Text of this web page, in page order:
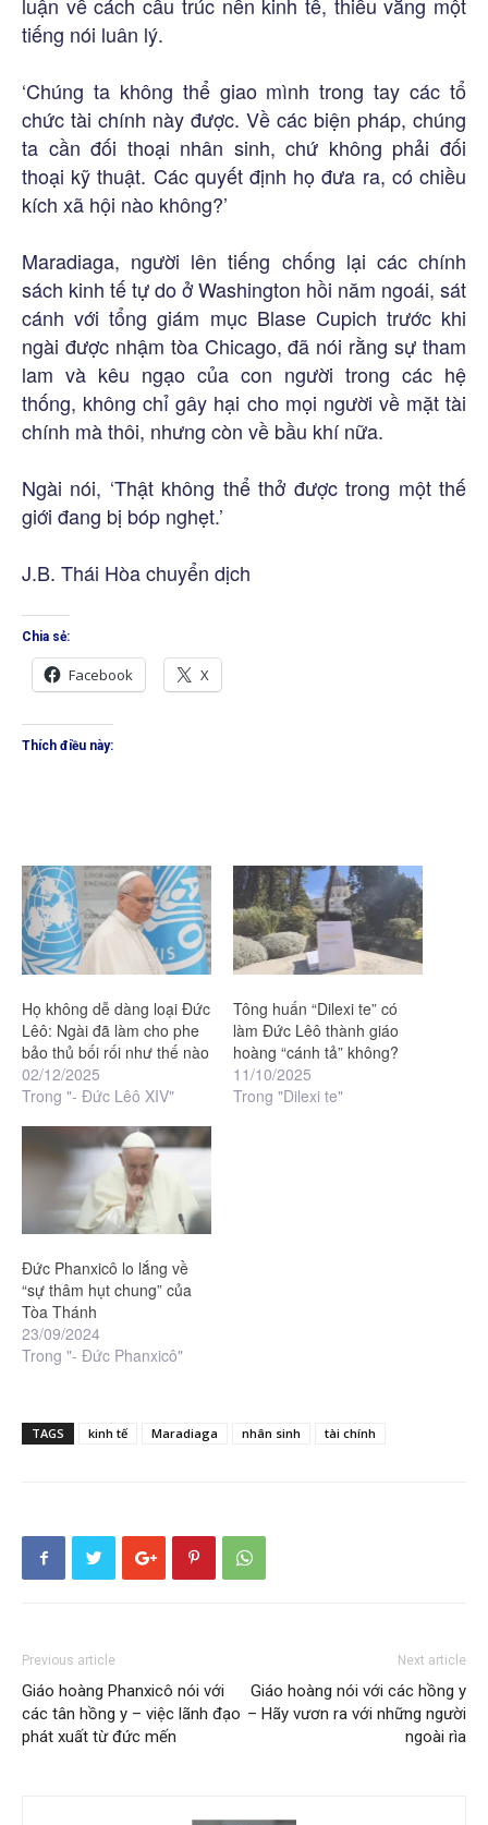
luận về cách cấu trúc nền kinh tế, thiếu vắng một
tiếng nói luân lý.
‘Chúng ta không thể giao mình trong tay các tổ
chức tài chính này được. Về các biện pháp, chúng
ta cần đối thoại nhân sinh, chứ không phải đối
thoại kỹ thuật. Các quyết định họ đưa ra, có chiều
kích xã hội nào không?’
Maradiaga, người lên tiếng chống lại các chính
sách kinh tế tự do ở Washington hồi năm ngoái, sát
cánh với tổng giám mục Blase Cupich trước khi
ngài được nhậm tòa Chicago, đã nói rằng sự tham
lam và kêu ngạo của con người trong các hệ
thống, không chỉ gây hại cho mọi người về mặt tài
chính mà thôi, nhưng còn về bầu khí nữa.
Ngài nói, ‘Thật không thể thở được trong một thế
giới đang bị bóp nghẹt.’
J.B. Thái Hòa chuyển dịch
Chia sẻ:
Facebook X
Thích điều này:
Họ không dễ dàng loại Đức
Lêô: Ngài đã làm cho phe
bảo thủ bối rối như thế nào
02/12/2025
Trong "- Đức Lêô XIV"
Tông huấn “Dilexi te” có
làm Đức Lêô thành giáo
hoàng “cánh tả” không?
11/10/2025
Trong "Dilexi te"
Đức Phanxicô lo lắng về
“sự thâm hụt chung” của
Tòa Thánh
23/09/2024
Trong "- Đức Phanxicô"
TAGS kinh tế Maradiaga nhân sinh tài chính
Previous article
Giáo hoàng Phanxicô nói với
các tân hồng y – việc lãnh đạo
phát xuất từ đức mến
Next article
Giáo hoàng nói với các hồng y
– Hãy vươn ra với những người
ngoài rìa